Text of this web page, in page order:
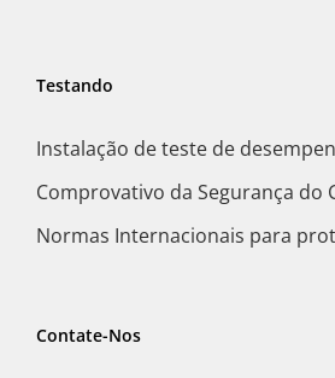
Testando
Instalação de teste de
Comprovativo da Segurança do
Normas Internacionais para
Contate-Nos